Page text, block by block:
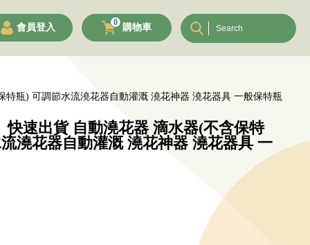
會員登入 0 購物車
瓶) 可調節水流澆花器自動灌溉 澆花神器 澆花器具 一般保特瓶
快速出貨 自動澆花器 滴水器(不含保特
澆花器自動灌溉 澆花神器 澆花器具 一